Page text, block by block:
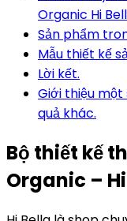
Organic Hi
Sản phẩm
Mẫu thiết kế
Lời kết.
Giới thiệu một
quả khác.
Bộ thiết kế
Organic –